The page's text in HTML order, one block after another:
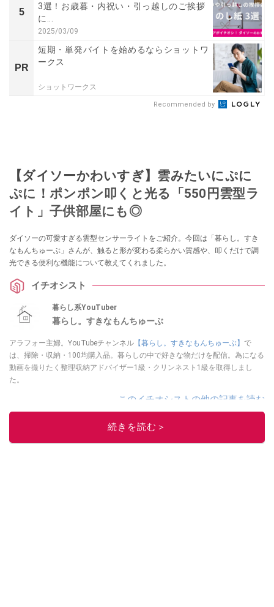
5
3選！お歳暮・内祝い・引っ越しのご挨拶
に...
2025/03/09
PR
短期・単発バイトを始めるならショットワ
ークス
ショットワークス
Recommended by
【ダイソーかわいすぎ】雲みたいにぷに
ぷに！ポンポン叩くと光る「550円雲型ラ
イト」子供部屋にも◎
ダイソーの可愛すぎる雲型センサーライトをご紹介。今回は「暮らし。すき
なもんちゅーぶ」さんが、触ると形が変わる柔らかい質感や、叩くだけで調
光できる便利な機能について教えてくれました。
イチオシスト
暮らし系YouTuber
暮らし。すきなもんちゅーぶ
アラフォー主婦。YouTubeチャンネル 【暮らし。すきなもんちゅーぶ】 で
は、掃除・収納・100均購入品。暮らしの中で好きな物だけを配信。為になる
動画を撮りたく整理収納アドバイザー1級・クリンネスト1級を取得しまし
た。
このイチオシストの他の記事を読む
続きを読む＞